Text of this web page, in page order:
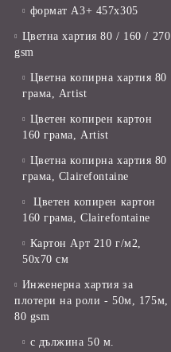
формат А3+ 457x305
Цветна хартия 80 / 160 / 270
gsm
Цветна копирна хартия 80
грама, Artist
Цветен копирен картон
160 грама, Artist
Цветна копирна хартия 80
грама, Clairefontaine
Цветен копирен картон
160 грама, Clairefontaine
Картон Арт 210 г/м2,
50х70 см
Инженерна хартия за
плотери на роли - 50м, 175м,
80 gsm
с дължина 50 м.